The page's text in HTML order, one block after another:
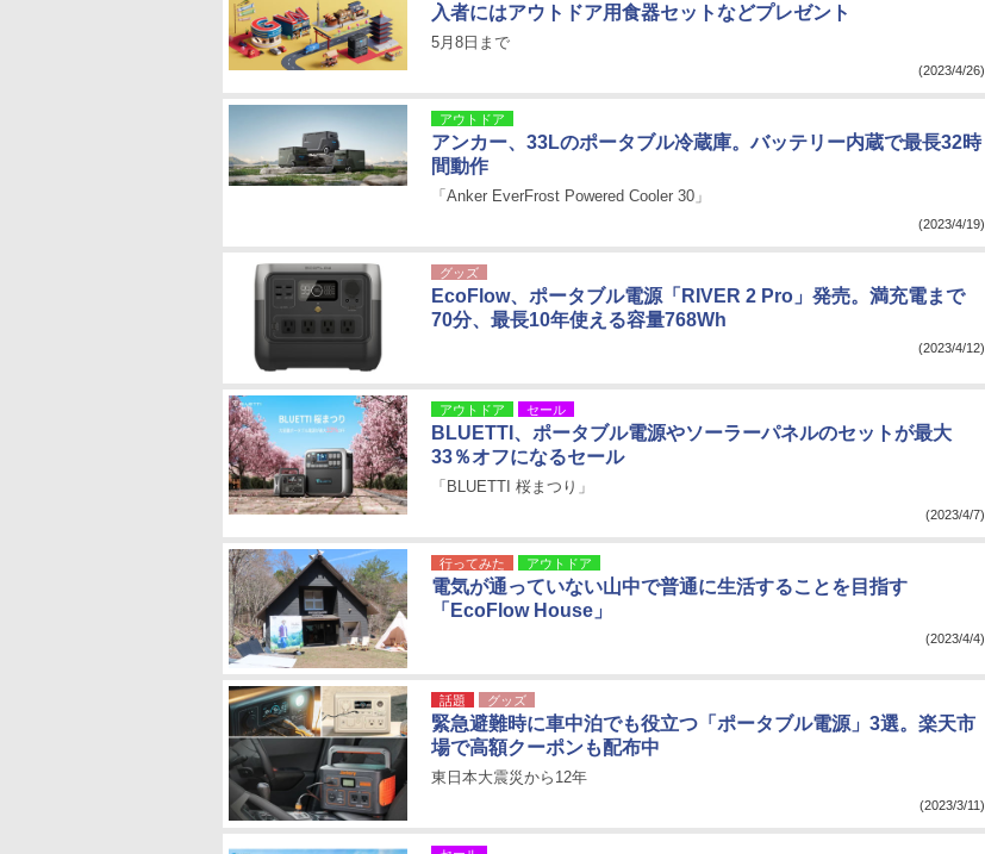
入者にはアウトドア用食器セットなどプレゼント
5月8日まで
(2023/4/26)
アウトドア
アンカー、33Lのポータブル冷蔵庫。バッテリー内蔵で最長32時
間動作
「Anker EverFrost Powered Cooler 30」
(2023/4/19)
グッズ
EcoFlow、ポータブル電源「RIVER 2 Pro」発売。満充電まで
70分、最長10年使える容量768Wh
(2023/4/12)
アウトドア セール
BLUETTI、ポータブル電源やソーラーパネルのセットが最大
33％オフになるセール
「BLUETTI 桜まつり」
(2023/4/7)
行ってみた アウトドア
電気が通っていない山中で普通に生活することを目指す
「EcoFlow House」
(2023/4/4)
話題 グッズ
緊急避難時に車中泊でも役立つ「ポータブル電源」3選。楽天市
場で高額クーポンも配布中
東日本大震災から12年
(2023/3/11)